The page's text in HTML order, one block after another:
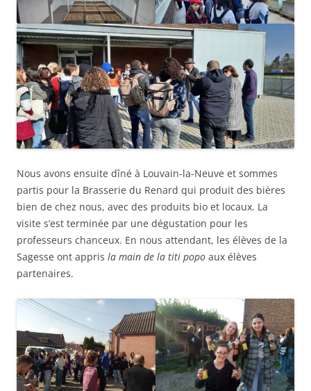
Nous avons ensuite dîné à Louvain-la-Neuve et sommes
partis pour la Brasserie du Renard qui produit des bières
bien de chez nous, avec des produits bio et locaux. La
visite s’est terminée par une dégustation pour les
professeurs chanceux. En nous attendant, les élèves de la
Sagesse ont appris la main de la titi popo aux élèves
partenaires.